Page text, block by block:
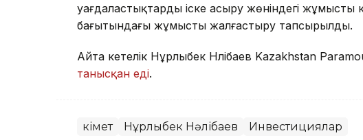
уағдаластықтарды іске асыру жөніндегі
бағытындағы жұмысты жалғастыру тапсырылды.
Айта кетелік Нұрлыбек Нәлібаев Kazakhstan
танысқан еді.
Үкімет Нұрлыбек Нәлібаев Инвестициялар